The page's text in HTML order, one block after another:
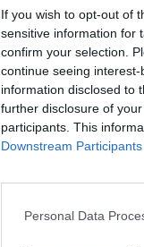
If you wish to opt-out of
sensitive information for
confirm your selection.
continue seeing
information disclosed to
further disclosure of
participants. This
Downstream Participants
Personal Data